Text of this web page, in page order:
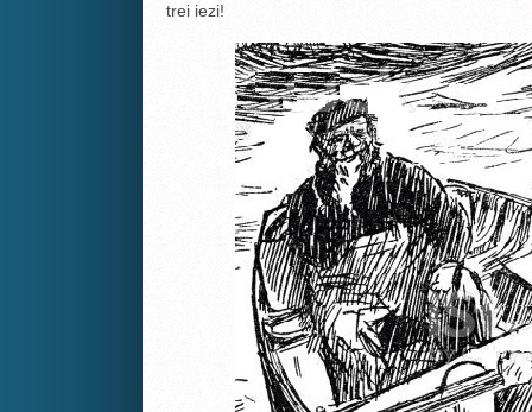
trei iezi!